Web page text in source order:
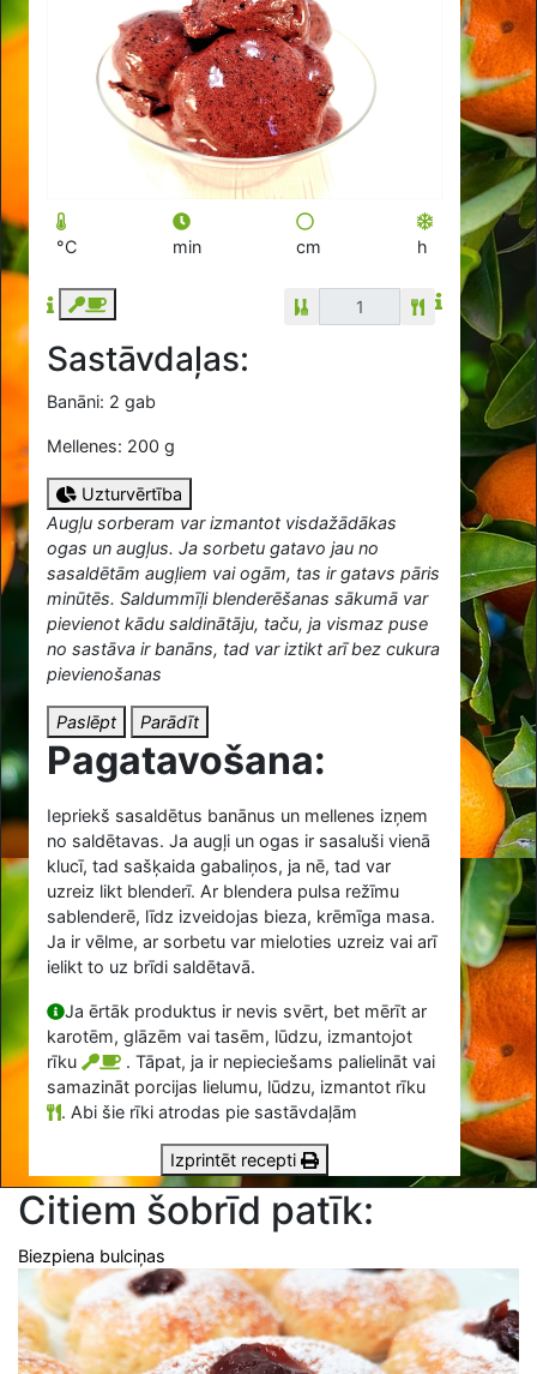
°C min cm h
Sastāvdaļas:
Banāni: 2 gab
Mellenes: 200 g
Uzturvērtība
Augļu sorberam var izmantot visdažādākas
ogas un augļus. Ja sorbetu gatavo jau no
sasaldētām augļiem vai ogām, tas ir gatavs pāris
minūtēs. Saldummīļi blenderēšanas sākumā var
pievienot kādu saldinātāju, taču, ja vismaz puse
no sastāva ir banāns, tad var iztikt arī bez cukura
pievienošanas
Paslēpt Parādīt
Pagatavošana:
Iepriekš sasaldētus banānus un mellenes izņem
no saldētavas. Ja augļi un ogas ir sasaluši vienā
klucī, tad sašķaida gabaliņos, ja nē, tad var
uzreiz likt blenderī. Ar blendera pulsa režīmu
sablenderē, līdz izveidojas bieza, krēmīga masa.
Ja ir vēlme, ar sorbetu var mieloties uzreiz vai arī
ielikt to uz brīdi saldētavā.
Ja ērtāk produktus ir nevis svērt, bet mērīt ar
karotēm, glāzēm vai tasēm, lūdzu, izmantojot
rīku
. Tāpat, ja ir nepieciešams palielināt vai
samazināt porcijas lielumu, lūdzu, izmantot rīku
. Abi šie rīki atrodas pie sastāvdaļām
Izprintēt recepti
Citiem šobrīd patīk:
Biezpiena bulciņas